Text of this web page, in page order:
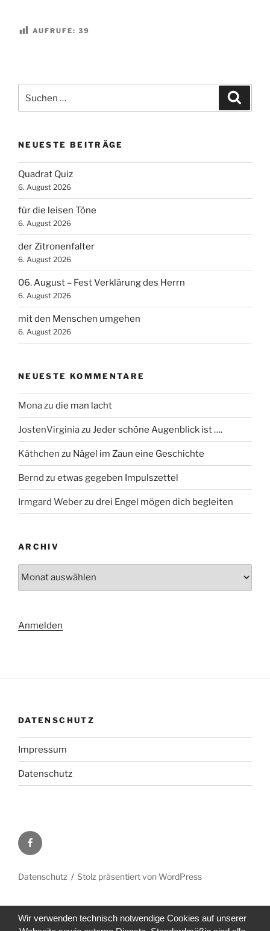
AUFRUFE: 39
nach:
NEUESTE BEITRÄGE
Quadrat Quiz
6. August 2026
für die leisen Töne
6. August 2026
der Zitronenfalter
6. August 2026
06. August – Fest Verklärung des Herrn
6. August 2026
mit den Menschen umgehen
6. August 2026
NEUESTE KOMMENTARE
Monazu die man lacht
JostenVirginiazu Jeder schöne Augenblick ist ….
Käthchen zu Nägel im Zaun eine Geschichte
Bernd zu etwas gegeben Impulszettel
Irmgard Weberzu drei Engel mögen dich begleiten
ARCHIV
Anmelden
DATENSCHUTZ
Impressum
Datenschutz
Facebook
Datenschutz Stolz präsentiert von WordPress
Wir verwenden technisch notwendige Cookies auf unserer